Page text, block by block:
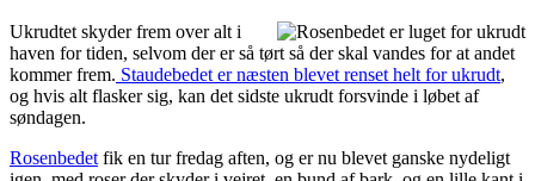
Ukrudtet skyder frem over alt i
haven for tiden, selvom der er så tørt så der skal vandes for at andet
kommer frem. Staudebedet er næsten blevet renset helt for ukrudt,
og hvis alt flasker sig, kan det sidste ukrudt forsvinde i løbet af
søndagen.
Rosenbedet fik en tur fredag aften, og er nu blevet ganske nydeligt